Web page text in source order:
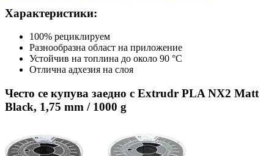
Характеристики:
100% рециклируем
Разнообразна област на приложение
Устойчив на топлина до около 90 °C
Отлична адхезия на слоя
Често се купува заедно с Extrudr PLA NX2 Matt
Black, 1,75 mm / 1000 g